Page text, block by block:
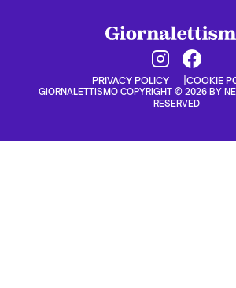
PRIVACY POLICY COOKIE
GIORNALETTISMO COPYRIGHT © 2026 BY
RESERVED